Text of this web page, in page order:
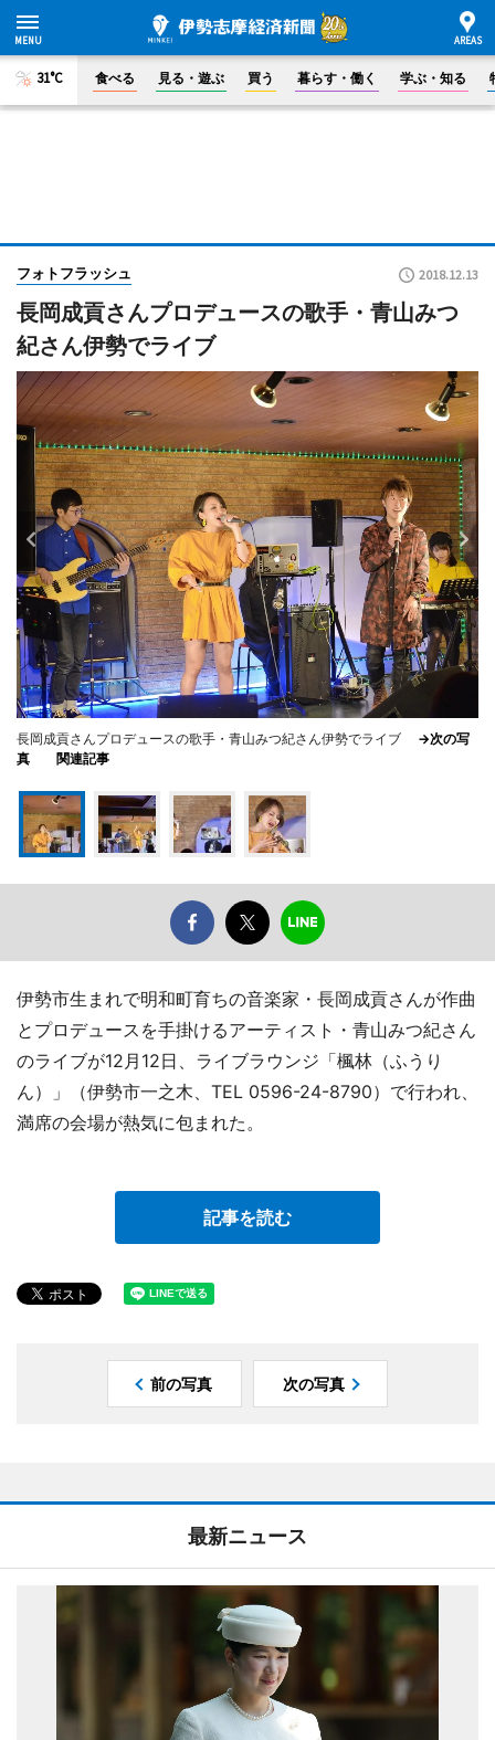
31°C 食べる 見る・遊ぶ 買う 暮らす・働く 学ぶ・知る
フォトフラッシュ 2018.12.13
長岡成貢さんプロデュースの歌手・青山みつ
紀さん伊勢でライブ
長岡成貢さんプロデュースの歌手・青山みつ紀さん伊勢でライブ
→次の写
真
関連記事
伊勢市生まれで明和町育ちの音楽家・長岡成貢さんが作曲
とプロデュースを手掛けるアーティスト・青山みつ紀さん
のライブが12月12日、ライブラウンジ「楓林（ふうり
ん）」（伊勢市一之木、TEL 0596-24-8790）で行われ、
満席の会場が熱気に包まれた。
記事を読む
前の写真 次の写真
最新ニュース